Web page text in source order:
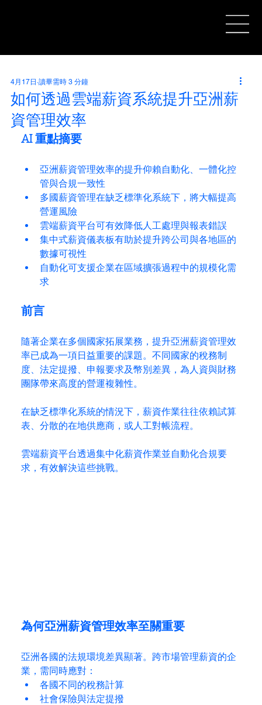
如何透過雲端薪資系統提升亞洲薪
資管理效率
4月17日 讀畢需時 3 分鐘
AI 重點摘要
亞洲薪資管理效率的提升仰賴自動化、一體化控
管與合規一致性
多國薪資管理在缺乏標準化系統下，將大幅提高
營運風險
雲端薪資平台可有效降低人工處理與報表錯誤
集中式薪資儀表板有助於提升跨公司與各地區的
數據可視性
自動化可支援企業在區域擴張過程中的規模化需
求
前言
隨著企業在多個國家拓展業務，提升亞洲薪資管理效
率已成為一項日益重要的課題。不同國家的稅務制
度、法定提撥、申報要求及幣別差異，為人資與財務
團隊帶來高度的營運複雜性。
在缺乏標準化系統的情況下，薪資作業往往依賴試算
表、分散的在地供應商，或人工對帳流程。
雲端薪資平台透過集中化薪資作業並自動化合規要
求，有效解決這些挑戰。
為何亞洲薪資管理效率至關重要
亞洲各國的法規環境差異顯著。跨市場管理薪資的企
業，需同時應對：
各國不同的稅務計算
社會保險與法定提撥